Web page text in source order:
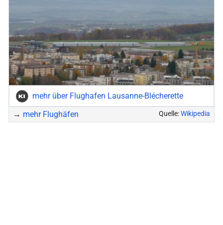
mehr über Flughafen Lausanne-Blécherette
→ mehr Flughäfen Quelle:Wikipedia